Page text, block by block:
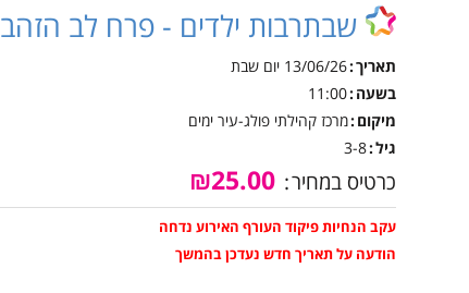
אינטראקטיבית קייטנות
קיץ
נהלי הרשמה לקייטנות
הקיץ
נגישות והשתלבות
שבתרבות ילדים - פרח לב הזהב
תאריך 13/06/26 יום שבת
בשעה 11:00
מיקום מרכז קהילתי פולג-עיר ימים
גיל 3-8
כרטיס במחיר ₪25.00
עקב הנחיות פיקוד העורף האירוע נדחה
הודעה על תאריך חדש נעדכן בהמשך